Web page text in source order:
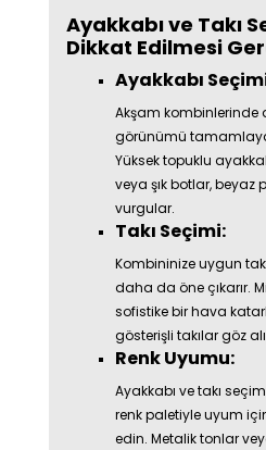
Ayakkabı ve Takı
Dikkat Edilmesi
Ayakkabı
Akşam kombinlerinde
görünümü
Yüksek topuklu
veya şık botlar, beyaz
vurgular.
Takı Seçimi:
Kombininize uygun
daha da öne çıkarır.
sofistike bir hava
gösterişli takılar göz
Renk Uyumu:
Ayakkabı ve takı
renk paletiyle uyum
edin. Metalik tonlar